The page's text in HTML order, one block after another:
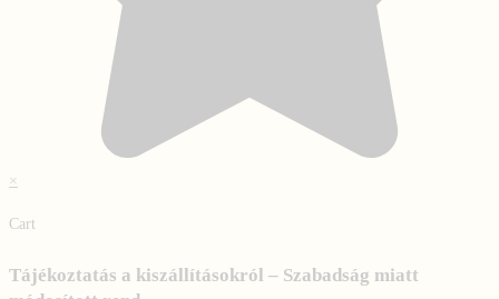
×
Cart
Tájékoztatás a kiszállításokról – Szabadság miatt